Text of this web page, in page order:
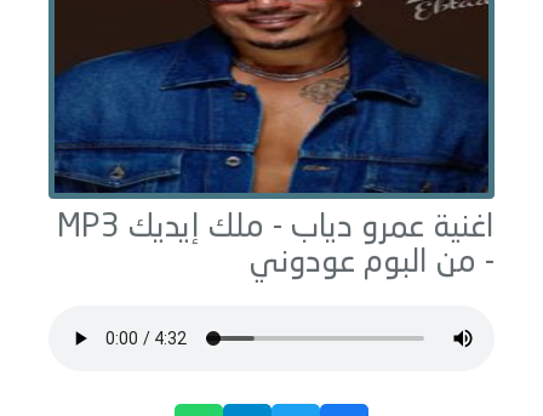
اغنية عمرو دياب - ملك إيديك MP3
- من البوم عودوني